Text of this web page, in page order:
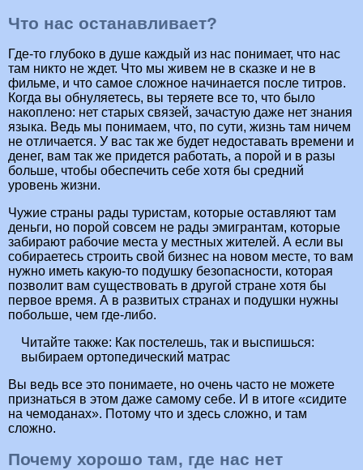
Что нас останавливает?
Где-то глубоко в душе каждый из нас понимает, что нас
там никто не ждет. Что мы живем не в сказке и не в
фильме, и что самое сложное начинается после титров.
Когда вы обнуляетесь, вы теряете все то, что было
накоплено: нет старых связей, зачастую даже нет знания
языка. Ведь мы понимаем, что, по сути, жизнь там ничем
не отличается. У вас так же будет недоставать времени и
денег, вам так же придется работать, а порой и в разы
больше, чтобы обеспечить себе хотя бы средний
уровень жизни.
Чужие страны рады туристам, которые оставляют там
деньги, но порой совсем не рады эмигрантам, которые
забирают рабочие места у местных жителей. А если вы
собираетесь строить свой бизнес на новом месте, то вам
нужно иметь какую-то подушку безопасности, которая
позволит вам существовать в другой стране хотя бы
первое время. А в развитых странах и подушки нужны
побольше, чем где-либо.
Читайте также: Как постелешь, так и выспишься:
выбираем ортопедический матрас
Вы ведь все это понимаете, но очень часто не можете
признаться в этом даже самому себе. И в итоге «сидите
на чемоданах». Потому что и здесь сложно, и там
сложно.
Почему хорошо там, где нас нет